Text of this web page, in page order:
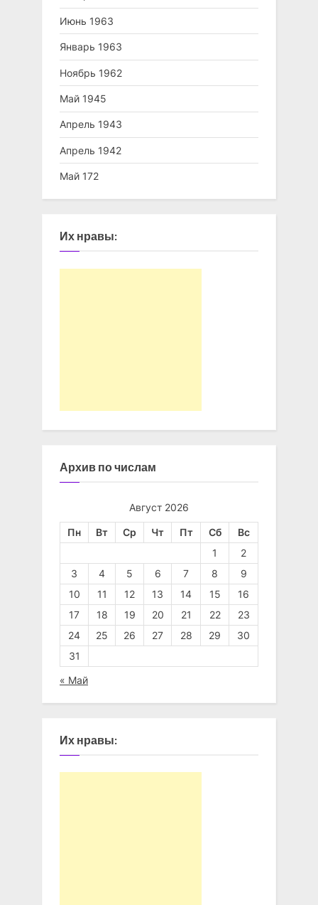
Июнь 1963
Январь 1963
Ноябрь 1962
Май 1945
Апрель 1943
Апрель 1942
Май 172
Их нравы:
Архив по числам
Август 2026
Пн Вт Ср Чт Пт Сб
Вс
1
2
3
4 5 6 7 8
9
10
11 12 13 14 15
16
17
18 19 20 21 22
23
24
25 26 27 28 29
30
31
« Май
Их нравы: